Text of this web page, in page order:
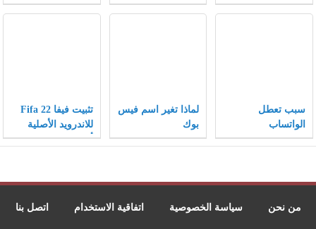
سلمان 2021
الإنكسكيب يمكن
سبب تعطل
الواتساب
والانستقرام والفيس
لماذا تغير اسم فيس
بوك
تثبيت فيفا Fifa 22
للاندرويد الأصلية
أخر إصدار
من نحن سياسة الخصوصية اتفاقية الاستخدام اتصل بنا